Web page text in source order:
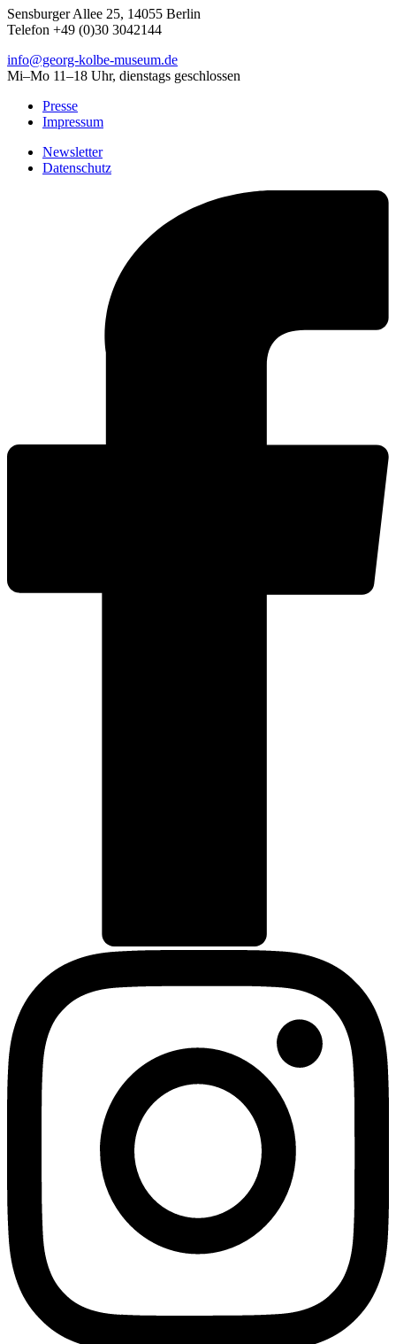
Sensburger Allee 25, 14055 Berlin
Telefon +49 (0)30 3042144
info@georg-kolbe-museum.de
Mi–Mo 11–18 Uhr, dienstags geschlossen
Presse
Impressum
Newsletter
Datenschutz